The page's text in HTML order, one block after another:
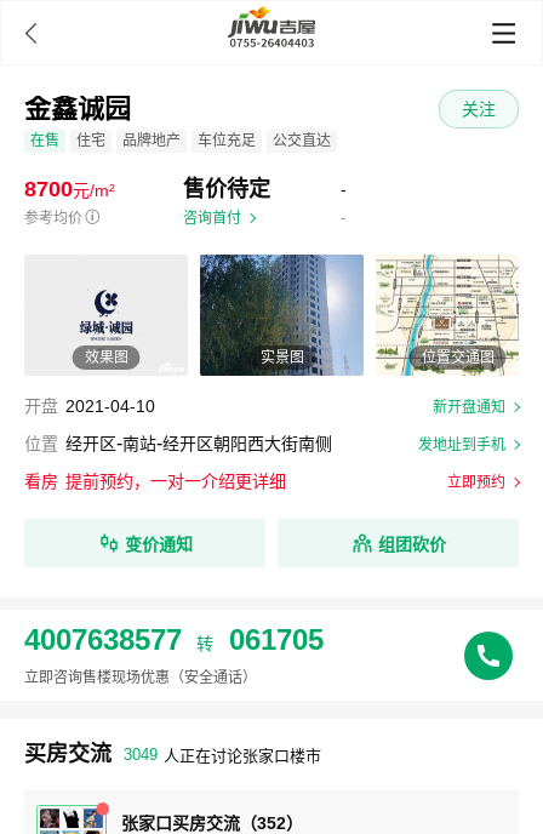

金鑫诚园 关注
在售 住宅 品牌地产 车位充足 公交直达
8700元/m²
参考均价ⓘ
售价待定
咨询首付
-
-
效果图 实景图 位置交通图
开盘 2021-04-10 新开盘通知
位置 经开区-南站-经开区朝阳西大街南侧 发地址到手机
看房 提前预约，一对一介绍更详细 立即预约
变价通知 组团砍价
4007638577 转 061705
立即咨询售楼现场优惠 （安全通话）
买房交流 3049 人正在讨论张家口楼市
张家口买房交流（352）